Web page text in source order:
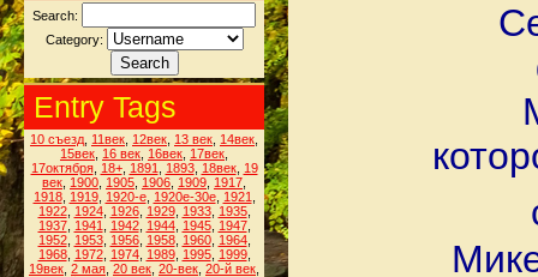
Search:
Category:
Entry Tags
10 съезд 11век 12век 13 век 14век
15век 16 век 16век 17век
17октября, 18+, 1891 1893, 18век, 19
век 1900 1905 1906 1909 1917
1918, 1919, 1920-е, 1920е-30е, 1921
1922, 1924, 1926, 1929, 1933, 1935,
1937, 1941 1942, 1944, 1945, 1947,
1952, 1953, 1956, 1958, 1960, 1964,
1968, 1972, 1974, 1989, 1995, 1999,
19век 2 мая 20 век 20-век 20-й век